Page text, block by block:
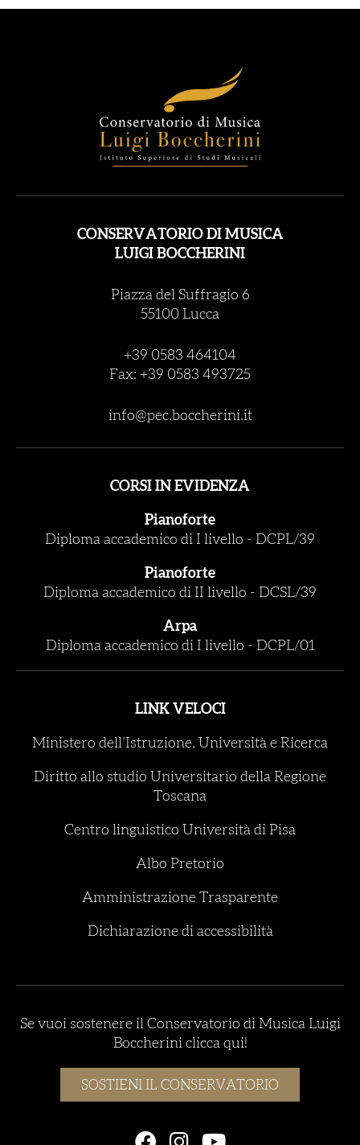
CONSERVATORIO DI MUSICA
LUIGI BOCCHERINI
Piazza del Suffragio 6
55100 Lucca
+39 0583 464104
Fax: +39 0583 493725
info@pec.boccherini.it
CORSI IN EVIDENZA
Pianoforte
Diploma accademico di I livello - DCPL/39
Pianoforte
Diploma accademico di II livello - DCSL/39
Arpa
Diploma accademico di I livello - DCPL/01
LINK VELOCI
Ministero dell’Istruzione, Università e Ricerca
Diritto allo studio Universitario della Regione
Toscana
Centro linguistico Università di Pisa
Albo Pretorio
Amministrazione Trasparente
Dichiarazione di accessibilità
Se vuoi sostenere il Conservatorio di Musica Luigi
Boccherini clicca qui!
SOSTIENI IL CONSERVATORIO